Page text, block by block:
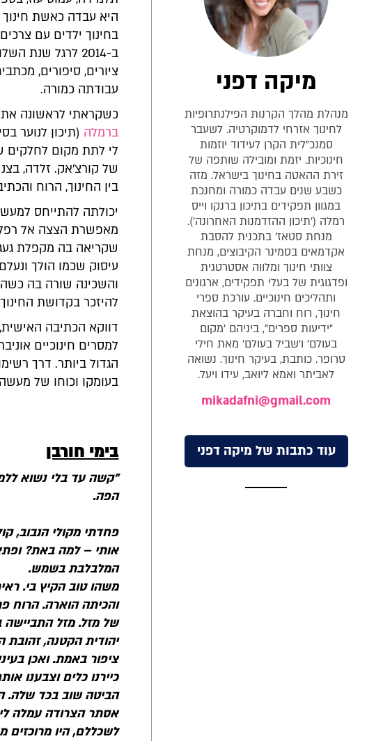
היא עבדה כאשת
בחינוך ילדים עם
ב-2014 לרגל
ציורים, סיפורים,
עבודתה כמורה.
כשקראתי לראשונה את
ברמלה (תיכון לנוער
לי לתת מקום לחלקים
של קורצ'אק. זלדה,
בין החינוך, הרוח
יכולתה להתייחס
מאפשרת הצצה אל
שקריאה בה מקפלת
עיסוק שכמו הולך
והשכינה שורה בה
להיזכר בקדושת
דווקא הכתיבה
למסרים חינוכיים
הגדול ביותר. דרך
בעומקו וכוחו של מעשה
בימי חורבן
"קשה עד בלי נשוא
הפה.
פחדתי מקולי הנבוב,
אותי – למה באת?
המלבלבת בשמש.
משהו טוב הקיץ בי.
והכיתה הוארה. הרוח
של מזל. מזל התביישה
יהודית הקטנה, זהובת
ציפור באמת. ואכן
כיירנו כלים וצבענו
הביטה שוב בכד שלה.
אסתר הצרודה עמלה
לשכללם, היו
מיקה דפני
מנהלת מהלך הקרנות הפילנתרופיות
לחינוך אזרחי לדמוקרטיה. לשעבר
סמנכ"לית הקרן לעידוד יוזמות
חינוכיות. יזמת ומובילה שותפה של
זירת ההאטה בחינוך בישראל. מזה
כשבע שנים עבדה כמורה ומחנכת
במגוון תפקידים בתיכון ברנקו וייס
רמלה ('תיכון ההזדמנות האחרונה').
מנחת סטאז' בתכנית להסבת
אקדמאים בסמינר הקיבוצים, מנחת
צוותי חינוך ומלווה אסטרטגית
ופדגוגית של בעלי תפקידים, ארגונים
ותהליכים חינוכיים. עורכת ספרי
חינוך, רוח וחברה בעיקר בהוצאת
"ידיעות ספרים", ביניהם 'מקום
בעולם' ו'שביל בעולם' מאת חילי
טרופר. כותבת, בעיקר חינוך. נשואה
לאביתר ואמא ליואב, עידו ויעל.
mikadafni@gmail.com
עוד כתבות של מיקה דפני